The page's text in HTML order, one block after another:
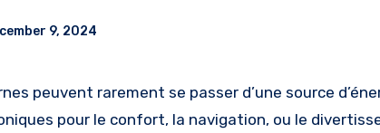
9, 2024
pour le confort, la navigation, ou le